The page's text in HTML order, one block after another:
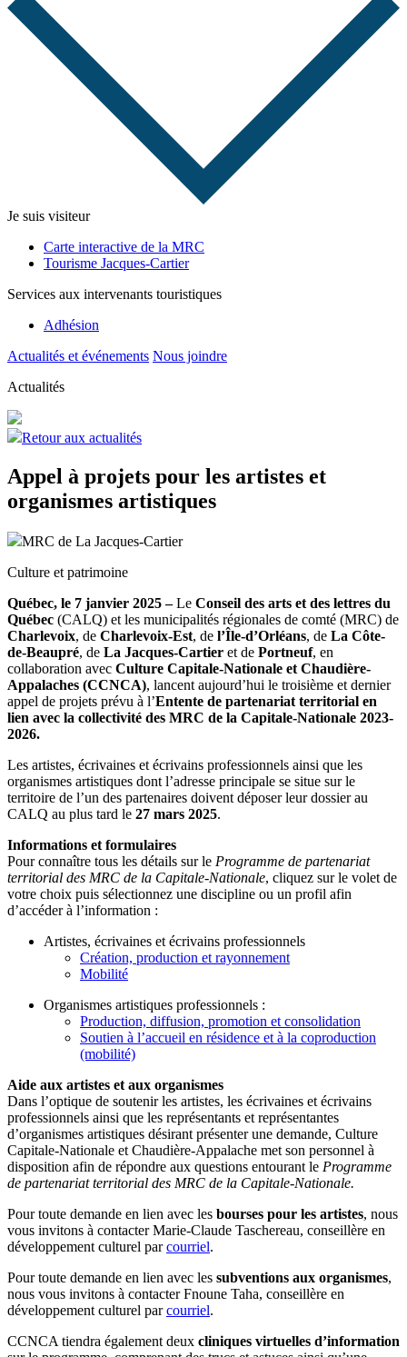
Je suis visiteur
Carte interactive de la MRC
Tourisme Jacques-Cartier
Services aux intervenants touristiques
Adhésion
Actualités et événements Nous joindre
Actualités
Retour aux actualités
Appel à projets pour les artistes et
organismes artistiques
MRC de La Jacques-Cartier
Culture et patrimoine
Québec, le 7 janvier 2025 –Le Conseil des arts et des lettres du
Québec (CALQ) et les municipalités régionales de comté (MRC) de
Charlevoix, de Charlevoix-Est, de l’Île-d’Orléans, de La Côte-
de-Beaupré, de La Jacques-Cartier et de Portneuf, en
collaboration avec Culture Capitale-Nationale et Chaudière-
Appalaches (CCNCA), lancent aujourd’hui le troisième et dernier
appel de projets prévu à l’Entente de partenariat territorial en
lien avec la collectivité des MRC de la Capitale-Nationale 2023-
2026.
Les artistes, écrivaines et écrivains professionnels ainsi que les
organismes artistiques dont l’adresse principale se situe sur le
territoire de l’un des partenaires doivent déposer leur dossier au
CALQ au plus tard le 27 mars 2025.
Informations et formulaires
Pour connaître tous les détails sur le Programme de partenariat
territorial des MRC de la Capitale-Nationale, cliquez sur le volet de
votre choix puis sélectionnez une discipline ou un profil afin
d’accéder à l’information :
Artistes, écrivaines et écrivains professionnels
Création, production et rayonnement
Mobilité
Organismes artistiques professionnels :
Production, diffusion, promotion et consolidation
Soutien à l’accueil en résidence et à la coproduction
(mobilité)
Aide aux artistes et aux organismes
Dans l’optique de soutenir les artistes, les écrivaines et écrivains
professionnels ainsi que les représentants et représentantes
d’organismes artistiques désirant présenter une demande, Culture
Capitale-Nationale et Chaudière-Appalache met son personnel à
disposition afin de répondre aux questions entourant le Programme
de partenariat territorial des MRC de la Capitale-Nationale.
Pour toute demande en lien avec les bourses pour les artistes, nous
vous invitons à contacter Marie-Claude Taschereau, conseillère en
développement culturel parcourriel.
Pour toute demande en lien avec les subventions aux organismes,
nous vous invitons à contacter Fnoune Taha, conseillère en
développement culturel parcourriel.
CCNCA tiendra également deux cliniques virtuelles d’information